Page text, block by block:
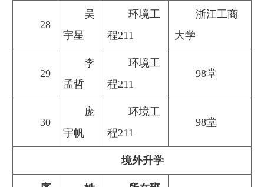
28
吴
宇星
环境工
程211
浙江工商
大学
29
李
孟哲
环境工
程211
98堂
30
庞
宇帆
环境工
程211
98堂
境外升学